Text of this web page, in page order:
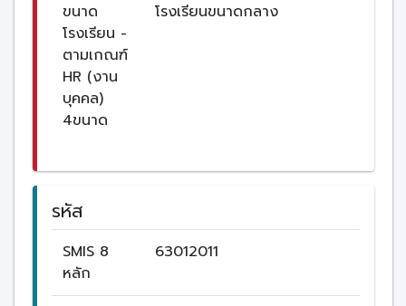
ขนาด
โรงเรียน -
ตามเกณฑ์
HR (งาน
บุคคล)
4ขนาด
โรงเรียนขนาดกลาง
รหัส
SMIS 8
หลัก
63012011